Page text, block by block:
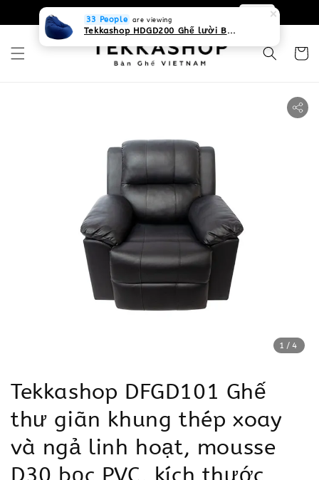
0931268840 Liên hệ với chúng tôi
1 /4
Tekkashop DFGD101 Ghế
thư giãn khung thép xoay
và ngả linh hoạt, mousse
33 People are viewing
Tekkashop HDGD200 Ghế lười Beanbag form truyền thống, chất liệu Olefin canvas kháng nước, màu xanh biển, có thể sử dụng trong nhà và cả ngoài trời, có quai xách